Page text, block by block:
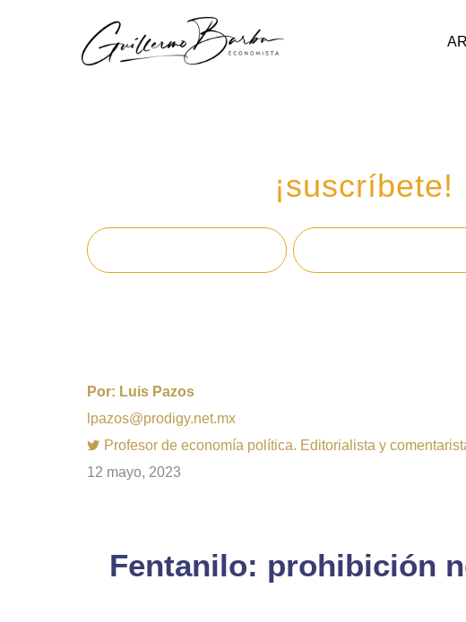
¡suscríbete!
Por: Luis Pazos
lpazos@prodigy.net.mx
Profesor de economía política. Editorialista y
12 mayo, 2023
Fentanilo: prohibición